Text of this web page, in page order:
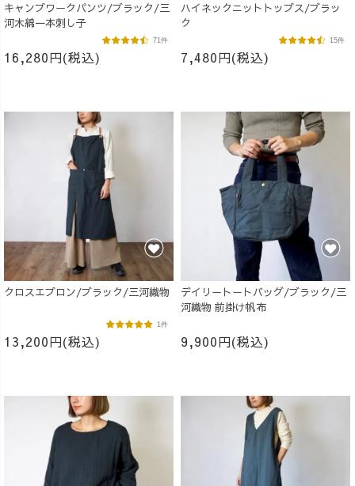
キャンプワークパンツ/ブラック/三
河木綿一本刺し子
16,280円(税込)
71件
ハイネックニットトップス/ブラッ
ク
7,480円(税込)
15件
クロスエプロン/ブラック/三河織物
13,200円(税込)
1件
デイリートートバッグ/ブラック/三
河織物 前掛け帆布
9,900円(税込)